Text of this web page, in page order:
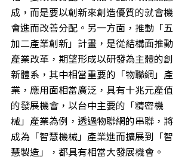
成，而是要以創新來創造優質的就會機
會進而改善分配。另一方面，推動「五
加二產業創新」計畫，是從結構面推動
產業改革，期望形成以研發為主體的創
新體系，其中相當重要的「物聯網」產
業，應用面相當廣泛，具有十兆元產值
的發展機會，以台中主要的「精密機
械」產業為例，透過物聯網的串聯，將
成為「智慧機械」產業進而擴展到「智
慧製造」，都具有相當大發展機會。